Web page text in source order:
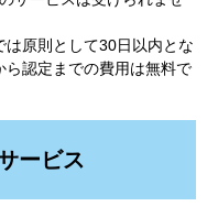
原則として30日以内とな
ら認定までの費用は無料で
ービス